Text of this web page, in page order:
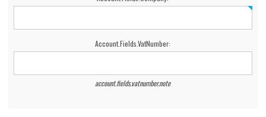
Account.Fields.VatNumber:
account.fields.vatnumber.note